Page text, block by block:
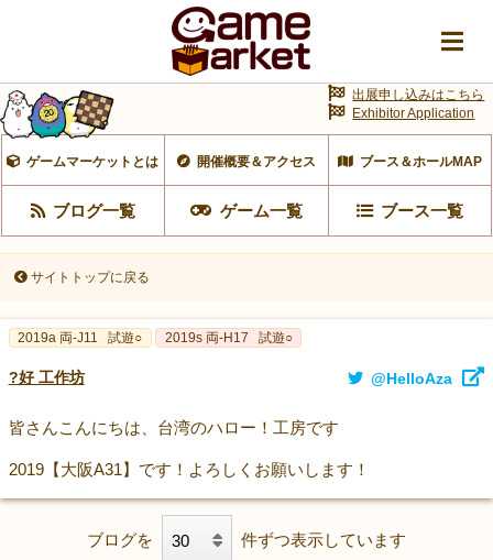
ゲームマーケットとは 開催概要＆アクセス ブース＆ホールMAP
ブログ一覧 ゲーム一覧 ブース一覧
出展申し込みはこちら
Exhibitor Application
サイトトップに戻る
2019a 両-J11 試遊○ 2019s 両-H17 試遊○
?好 工作坊 @HelloAza
皆さんこんにちは、台湾のハロー！工房です
2019【大阪A31】です！よろしくお願いします！
ブログを 件ずつ表示しています